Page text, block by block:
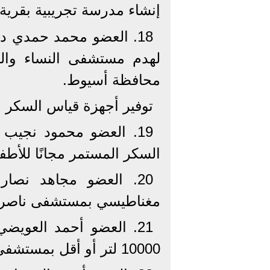
إنشاء مدرسة تجريبية
18. العضو محمد حمدي
لهدم مستشفى النساء
محافظة أسيوط.
توفير أجهزة قياس السكر
19. العضو محمود
السكر المستمر مجانًا
20. العضو مجاهد
مغناطيسي بمستشفى ناصر
21. العضو أحمد
10000 لتر أو أقل بمستشفى قوص المركزي – محافظة قنا.